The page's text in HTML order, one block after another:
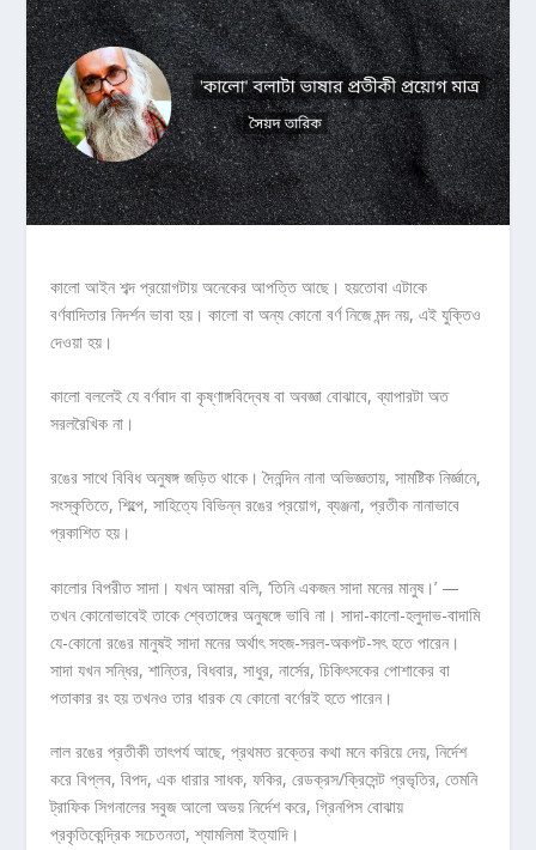
কালো আইন শব্দ প্রয়োগটায় অনেকের আপত্তি আছে। হয়তোবা এটাকে
বর্ণবাদিতার নিদর্শন ভাবা হয়। কালো বা অন্য কোনো বর্ণ নিজে মন্দ নয়, এই যুক্তিও
দেওয়া হয়।
কালো বললেই যে বর্ণবাদ বা কৃষ্ণাঙ্গবিদ্বেষ বা অবজ্ঞা বোঝাবে, ব্যাপারটা অত
সরলরৈখিক না।
রঙের সাথে বিবিধ অনুষঙ্গ জড়িত থাকে। দৈনন্দিন নানা অভিজ্ঞতায়, সামষ্টিক নির্জ্ঞানে,
সংস্কৃতিতে, শিল্পে, সাহিত্যে বিভিন্ন রঙের প্রয়োগ, ব্যঞ্জনা, প্রতীক নানাভাবে
প্রকাশিত হয়।
কালোর বিপরীত সাদা। যখন আমরা বলি, ‘তিনি একজন সাদা মনের মানুষ।’ —
তখন কোনোভাবেই তাকে শ্বেতাঙ্গের অনুষঙ্গে ভাবি না। সাদা-কালো-হলুদাভ-বাদামি
যে-কোনো রঙের মানুষই সাদা মনের অর্থাৎ সহজ-সরল-অকপট-সৎ হতে পারেন।
সাদা যখন সন্ধির, শান্তির, বিধবার, সাধুর, নার্সের, চিকিৎসকের পোশাকের বা
পতাকার রং হয় তখনও তার ধারক যে কোনো বর্ণেরই হতে পারেন।
লাল রঙের প্রতীকী তাৎপর্য আছে, প্রথমত রক্তের কথা মনে করিয়ে দেয়, নির্দেশ
করে বিপ্লব, বিপদ, এক ধারার সাধক, ফকির, রেডক্রস/ক্রিসেন্ট প্রভৃতির, তেমনি
ট্রাফিক সিগনালের সবুজ আলো অভয় নির্দেশ করে, গ্রিনপিস বোঝায়
প্রকৃতিকেন্দ্রিক সচেতনতা, শ্যামলিমা ইত্যাদি।